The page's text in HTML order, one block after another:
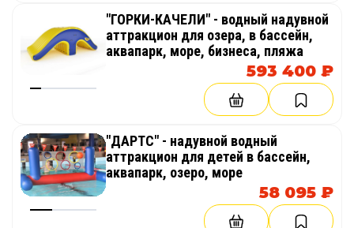
"ГОРКИ-КАЧЕЛИ" - водный надувной
аттракцион для озера, в бассейн,
аквапарк, море, бизнеса, пляжа
593 400 ₽
"ДАРТС" - надувной водный
аттракцион для детей в бассейн,
аквапарк, озеро, море
58 095 ₽